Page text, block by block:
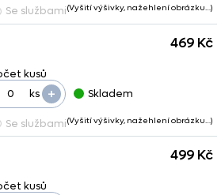
Se službami(Vyšití výšivky, nažehlení obrázku…)
ks +
469 Kč
Skladem
Se službami(Vyšití výšivky, nažehlení obrázku…)
499 Kč